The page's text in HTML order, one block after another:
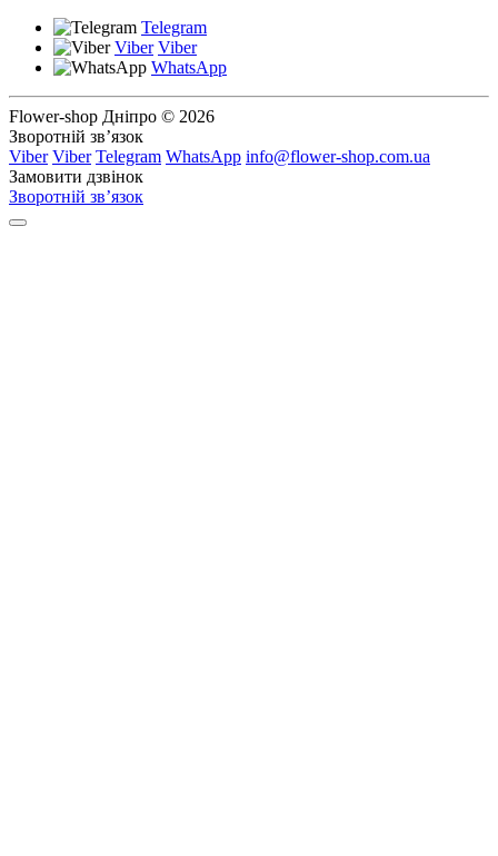
Telegram
Viber Viber
WhatsApp
Flower-shop Дніпро © 2026
Зворотній зв’язок
Viber Viber Telegram WhatsApp info@flower-shop.com.ua
Замовити дзвінок
Зворотній зв’язок